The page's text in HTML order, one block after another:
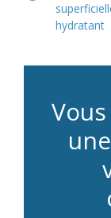
hydratant